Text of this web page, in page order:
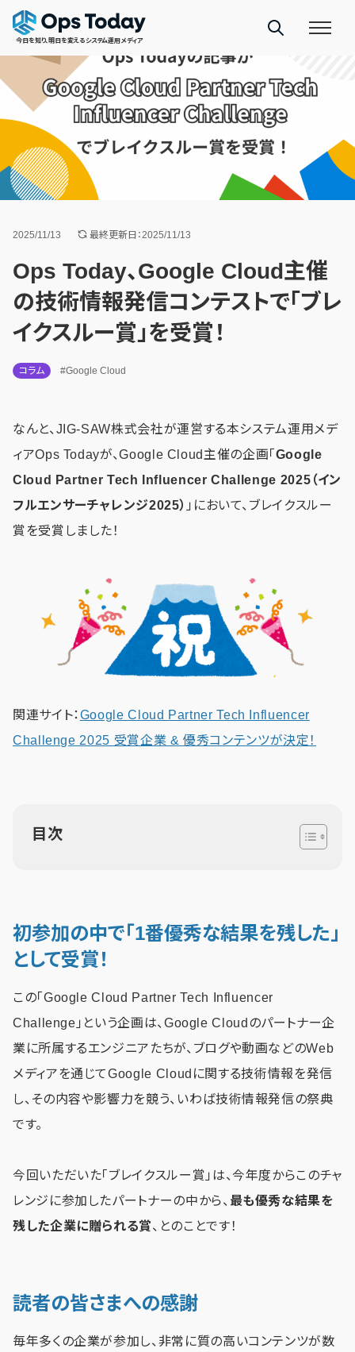
今日を知り、明日を変えるシステム運用メディア
2025/11/13 最終更新日：2025/11/13
Ops Today、Google Cloud主催
の技術情報発信コンテストで「ブレ
イクスルー賞」を受賞！
コラム #Google Cloud
なんと、JIG-SAW株式会社が運営する本システム運用メデ
ィアOps Todayが、Google Cloud主催の企画「 Google
Cloud Partner Tech Influencer Challenge 2025（イン
フルエンサーチャレンジ2025） 」において、ブレイクスルー
賞を受賞しました！
関連サイト：Google Cloud Partner Tech Influencer
Challenge 2025 受賞企業 & 優秀コンテンツが決定！
目次
初参加の中で「1番優秀な結果を残した」
として受賞！
この「Google Cloud Partner Tech Influencer
Challenge」という企画は、Google Cloudのパートナー企
業に所属するエンジニアたちが、ブログや動画などのWeb
メディアを通じてGoogle Cloudに関する技術情報を発信
し、その内容や影響力を競う、いわば技術情報発信の祭典
です。
今回いただいた「ブレイクスルー賞」は、今年度からこのチャ
レンジに参加したパートナーの中から、 最も優秀な結果を
残した企業に贈られる賞、とのことです！
読者の皆さまへの感謝
毎年多くの企業が参加し、非常に質の高いコンテンツが数